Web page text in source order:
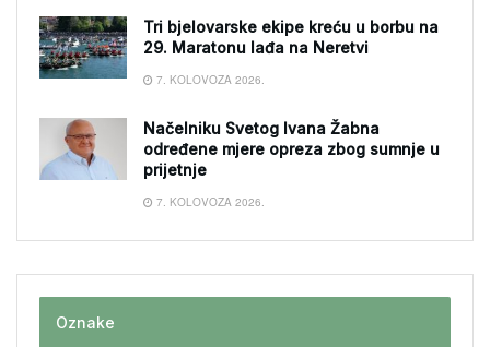
Tri bjelovarske ekipe kreću u borbu na
29. Maratonu lađa na Neretvi
7. KOLOVOZA 2026.
Načelniku Svetog Ivana Žabna
određene mjere opreza zbog sumnje u
prijetnje
7. KOLOVOZA 2026.
Oznake